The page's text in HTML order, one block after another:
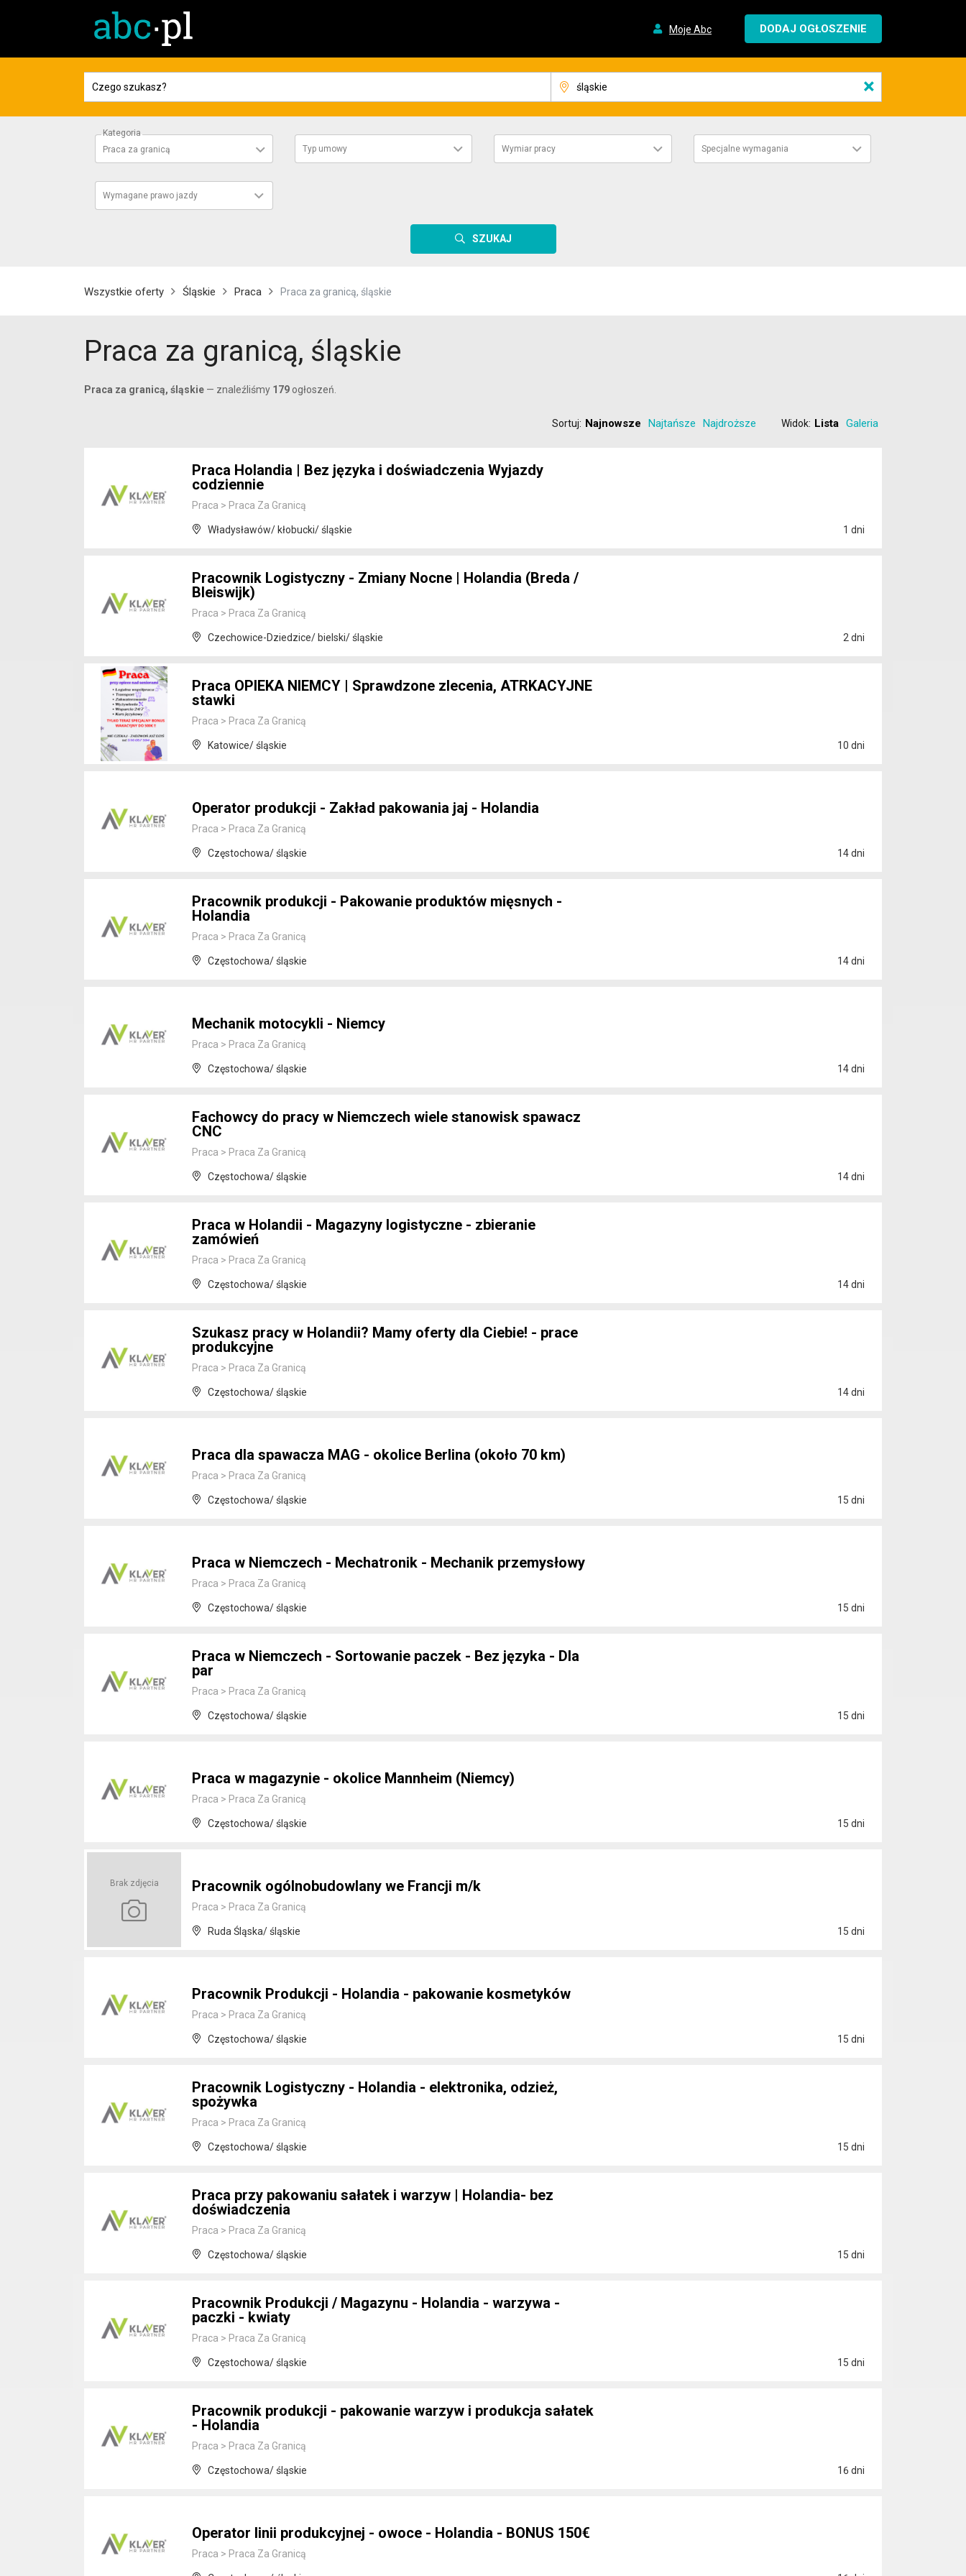
Moje Abc DODAJ OGŁOSZENIE
×
Kategoria
Praca za granicą
Typ umowy Wymiar pracy Specjalne wymagania
Wymagane prawo jazdy
SZUKAJ
Wszystkie oferty Śląskie Praca Praca za granicą, śląskie
Praca za granicą, śląskie
Praca za granicą, śląskie — znaleźliśmy 179 ogłoszeń.
Sortuj: Najnowsze Najtańsze Najdroższe Widok: Lista Galeria
Praca Holandia | Bez języka i doświadczenia Wyjazdy
codziennie
Praca > Praca Za Granicą
Władysławów/ kłobucki/ śląskie 1 dni
Pracownik Logistyczny - Zmiany Nocne | Holandia (Breda /
Bleiswijk)
Praca > Praca Za Granicą
Czechowice-Dziedzice/ bielski/ śląskie 2 dni
Praca OPIEKA NIEMCY | Sprawdzone zlecenia, ATRKACYJNE
stawki
Praca > Praca Za Granicą
Katowice/ śląskie 10 dni
Operator produkcji - Zakład pakowania jaj - Holandia
Praca > Praca Za Granicą
Częstochowa/ śląskie 14 dni
Pracownik produkcji - Pakowanie produktów mięsnych -
Holandia
Praca > Praca Za Granicą
Częstochowa/ śląskie 14 dni
Mechanik motocykli - Niemcy
Praca > Praca Za Granicą
Częstochowa/ śląskie 14 dni
Fachowcy do pracy w Niemczech wiele stanowisk spawacz
CNC
Praca > Praca Za Granicą
Częstochowa/ śląskie 14 dni
Praca w Holandii - Magazyny logistyczne - zbieranie
zamówień
Praca > Praca Za Granicą
Częstochowa/ śląskie 14 dni
Szukasz pracy w Holandii? Mamy oferty dla Ciebie! - prace
produkcyjne
Praca > Praca Za Granicą
Częstochowa/ śląskie 14 dni
Praca dla spawacza MAG - okolice Berlina (około 70 km)
Praca > Praca Za Granicą
Częstochowa/ śląskie 15 dni
Praca w Niemczech - Mechatronik - Mechanik przemysłowy
Praca > Praca Za Granicą
Częstochowa/ śląskie 15 dni
Praca w Niemczech - Sortowanie paczek - Bez języka - Dla
par
Praca > Praca Za Granicą
Częstochowa/ śląskie 15 dni
Praca w magazynie - okolice Mannheim (Niemcy)
Praca > Praca Za Granicą
Częstochowa/ śląskie 15 dni
Brak zdjęcia Pracownik ogólnobudowlany we Francji m/k
Praca > Praca Za Granicą
Ruda Śląska/ śląskie 15 dni
Pracownik Produkcji - Holandia - pakowanie kosmetyków
Praca > Praca Za Granicą
Częstochowa/ śląskie 15 dni
Pracownik Logistyczny - Holandia - elektronika, odzież,
spożywka
Praca > Praca Za Granicą
Częstochowa/ śląskie 15 dni
Praca przy pakowaniu sałatek i warzyw | Holandia- bez
doświadczenia
Praca > Praca Za Granicą
Częstochowa/ śląskie 15 dni
Pracownik Produkcji / Magazynu - Holandia - warzywa -
paczki - kwiaty
Praca > Praca Za Granicą
Częstochowa/ śląskie 15 dni
Pracownik produkcji - pakowanie warzyw i produkcja sałatek
- Holandia
Praca > Praca Za Granicą
Częstochowa/ śląskie 16 dni
Operator linii produkcyjnej - owoce - Holandia - BONUS 150€
Praca > Praca Za Granicą